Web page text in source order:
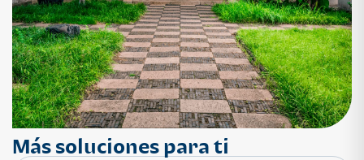
Más soluciones para ti